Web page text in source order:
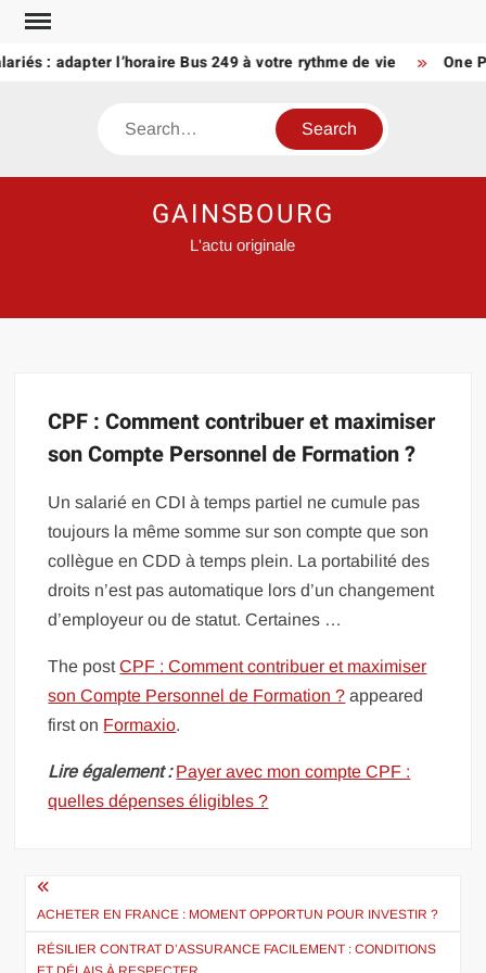
Skip
content: adapter l’horaire Bus 249 à votre rythme de vie One
Search
GAINSBOURG
L'actu originale
CPF : Comment contribuer et maximiser
son Compte Personnel de Formation ?
Un salarié en CDI à temps partiel ne cumule pas
toujours la même somme sur son compte que son
collègue en CDD à temps plein. La portabilité des
droits n’est pas automatique lors d’un changement
d’employeur ou de statut. Certaines …
The postCPF : Comment contribuer et maximiser
son Compte Personnel de Formation ? appeared
first on Formaxio.
Lire également : Payer avec mon compte CPF :
quelles dépenses éligibles ?
Navigation
de
l’article
ACHETER EN FRANCE : MOMENT OPPORTUN POUR INVESTIR ?
RÉSILIER CONTRAT D’ASSURANCE FACILEMENT : CONDITIONS